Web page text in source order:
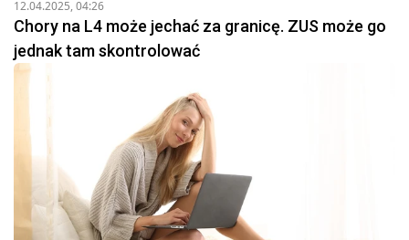
12.04.2025, 04:26
Chory na L4 może jechać za granicę. ZUS może go
jednak tam skontrolować